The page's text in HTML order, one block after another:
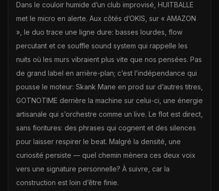
Dans le couloir humide d’un club improvisé, HUITBALLE
met le micro en alerte. Aux côtés d’OKIS, sur « AMAZON
», le duo trace une ligne dure: basses lourdes, flow
percutant et ce souffle sound system qui rappelle les
nuits où les murs vibraient plus vite que nos pensées. Pas
de grand label en arrière-plan; c’est l’indépendance qui
pousse le moteur: Skank Mane en prod sur d’autres titres,
GOTNOTIME derrière la machine sur celui-ci, une énergie
artisanale qui s’orchestre comme un live. Le flot est direct,
sans fioritures: des phrases qui cognent et des silences
pour laisser respirer le beat. Malgré la densité, une
curiosité persiste — quel chemin mènera ces deux voix
vers une signature personnelle? À suivre, car la
construction est loin d’être finie.